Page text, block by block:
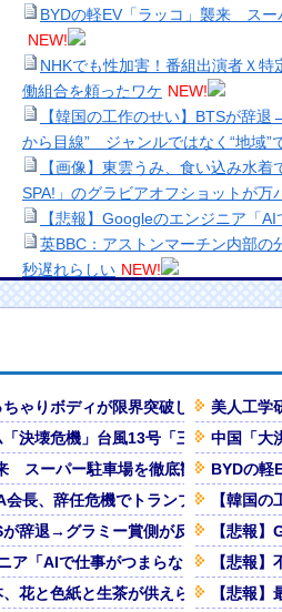
BYDの軽EV「ラッコ」襲来 スー
NEW!
NHKでも性加害！番組出演者Ｘ
働組合を頼ったワケ NEW!
【韓国の工作のせい】BTSが辞
から目線” ジャンルではなく“地域”
【画像】東雲うみ、食い込み水
SPA!」のグラビアオフショットが万
【悲報】Googleのエンジニア「
英BBC：アストンマーチン内部の
秒遅れらしい NEW!
美少女図鑑AWARD2026グランプ
い！！
熊本地震、「九州自動車道は混ん
ナなどに批判殺到 全国紙記者「最新
の責務」「情報を取り上げることに
【画像】顔100点、体30点の女ｗ
「洋画に日本版主題歌は必要か?
【悲報】職場で無能判定された人
ゃりボディが限界突破してしまう
決壊危機」台風13号「三峡直撃確
スーパー駐車場を徹底観察、日本攻
長、辞任危機でトランプ政権に泣き
が辞退→グラミー賞側が反応、コメ
ア「AIで仕事がつまらなくなった」
花と色紙と生茶が供えられる・・・
美人工学
中国「大
BYDの軽
【韓国
【悲報
【悲報
【悲報